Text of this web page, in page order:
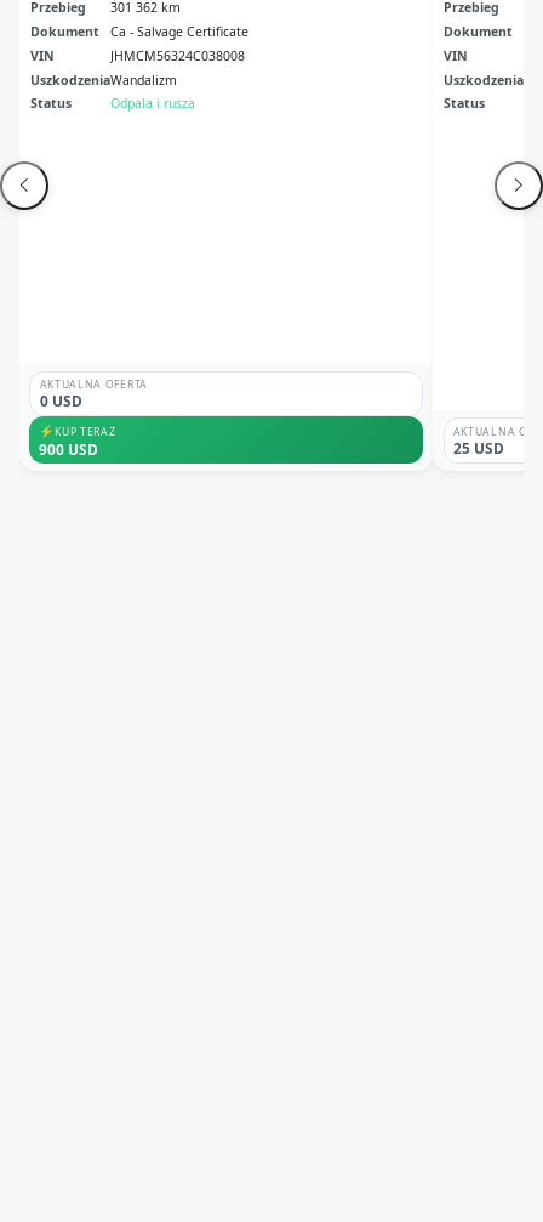
Przebieg
301 362 km
Dokument
Ca - Salvage Certificate
VIN
JHMCM56324C038008
UszkodzeniaWandalizm
Status
Odpala i rusza
AKTUALNA OFERTA
0 USD
⚡KUP TERAZ
900 USD
Przebieg
Dokument
VIN
Uszkodzenia
Status
AKTUALNA
25 USD